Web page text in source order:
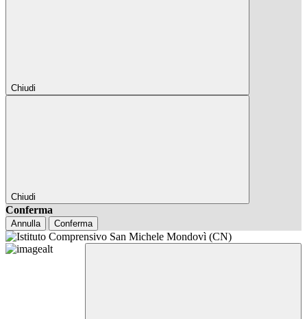
Chiudi
Chiudi
Conferma
Annulla Conferma